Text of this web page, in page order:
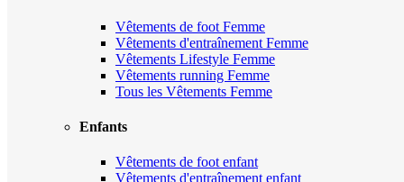
Vêtements de foot Femme
Vêtements d'entraînement Femme
Vêtements Lifestyle Femme
Vêtements running Femme
Tous les Vêtements Femme
Enfants
Vêtements de foot enfant
Vêtements d'entraînement enfant